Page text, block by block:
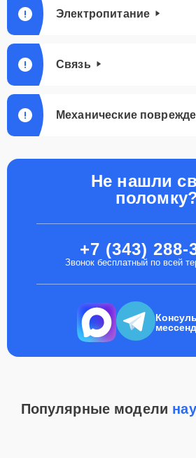
Электропитание
Связь
Механические
Не нашли
+7 (343) 288-
Звонок бесплатный по всей
Популярные модели